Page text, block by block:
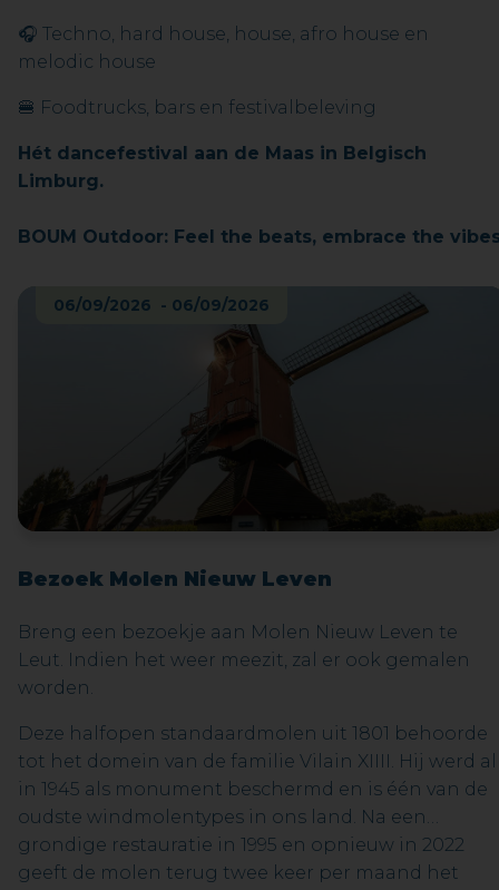
🎧 Techno, hard house, house, afro house en
melodic house
🍔 Foodtrucks, bars en festivalbeleving
Hét dancefestival aan de Maas in Belgisch
Limburg.
BOUM Outdoor: Feel the beats, embrace the
06/09/2026 - 06/09/2026
Bezoek Molen Nieuw Leven
Breng een bezoekje aan Molen Nieuw Leven te
Leut. Indien het weer meezit, zal er ook gemalen
worden.
Deze halfopen standaardmolen uit 1801 behoorde
tot het domein van de familie Vilain XIIII. Hij werd al
in 1945 als monument beschermd en is één van de
oudste windmolentypes in ons land. Na een
grondige restauratie in 1995 en opnieuw in 2022
geeft de molen terug twee keer per maand het